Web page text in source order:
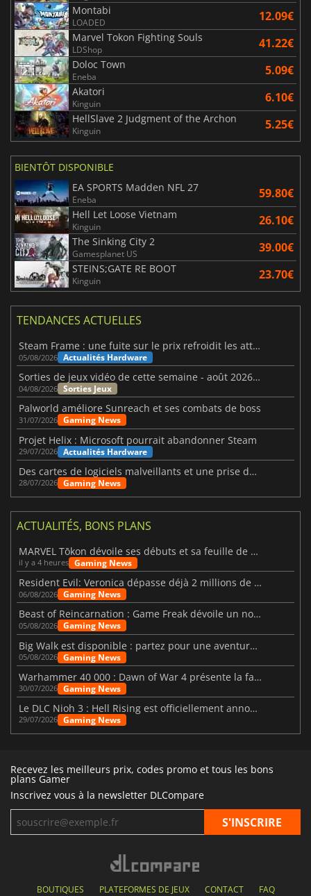
Montabi
LOADED 12.09€
Marvel Tokon Fighting Souls
LDShop 41.22€
Doloc Town
Eneba 5.09€
Akatori
Kinguin 6.10€
HellSlave 2 Judgment of the Archon
Kinguin 5.25€
BIENTÔT DISPONIBLE
EA SPORTS Madden NFL 27
Eneba 59.80€
Hell Let Loose Vietnam
Kinguin 26.10€
The Sinking City 2
Gamesplanet US 39.00€
STEINS;GATE RE BOOT
Kinguin 23.70€
TENDANCES ACTUELLES
Steam Frame : une fuite sur le prix refroidit les attentes VR
05/08/2026 Actualités Hardware
Sorties de jeux vidéo de cette semaine - août 2026 (semaine 32)
04/08/2026 Sorties Jeux
Palworld améliore Sunreach et ses combats de boss
31/07/2026 Gaming News
Projet Helix : Microsoft pourrait abandonner Steam
29/07/2026 Actualités Hardware
Des cartes de logiciels malveillants et une prise de contrôle de Discord ont touché Meccha Chameleon
28/07/2026 Gaming News
ACTUALITÉS, BONS PLANS
MARVEL Tōkon dévoile ses débuts et sa feuille de route
il y a 4 heures Gaming News
Resident Evil: Veronica dépasse déjà 2 millions de wishlists
06/08/2026 Gaming News
Beast of Reincarnation : Game Freak dévoile un nouveau pari
05/08/2026 Gaming News
Big Walk est disponible : partez pour une aventure entre amis
05/08/2026 Gaming News
Warhammer 40 000 : Dawn of War 4 présente la faction des Nécrons
30/07/2026 Gaming News
Le DLC Nioh 3 : Hell Rising est officiellement annoncé
29/07/2026 Gaming News
Recevez les meilleurs prix, codes promo et tous les bons
plans Gamer
Inscrivez vous à la newsletter DLCompare
BOUTIQUES PLATEFORMES DE JEUX CONTACT FAQ